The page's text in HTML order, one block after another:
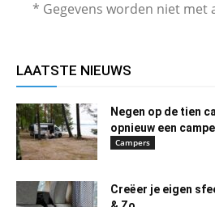
* Gegevens worden niet met
LAATSTE NIEUWS
Negen op de tien
opnieuw een
Campers
Creëer je eigen